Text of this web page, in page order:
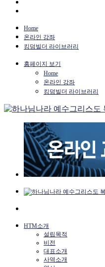
Home
온라인 강좌
킹덤빌더 라이브러리
홈페이지 보기
Home
온라인 강좌
킹덤빌더 라이브러리
HTM소개
설립목적
비전
대표소개
사역소개